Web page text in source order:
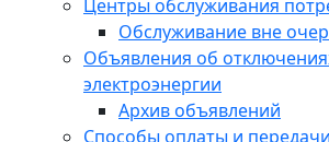
Центры обслуживания
Обслуживание вне
Объявления об
электроэнергии
Архив объявлений
Способы оплаты и